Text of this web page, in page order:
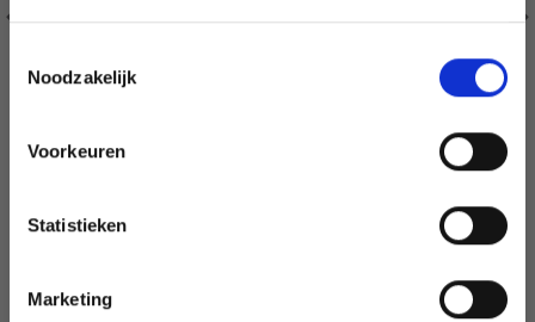
Noodzakelijk
Voorkeuren
Statistieken
Marketing
32-21 BONNET DE NOEL SLEEPY PAR DROPS DESIGN
Bekijk alle opties
Wil je liever nieuws ontvangen over onze